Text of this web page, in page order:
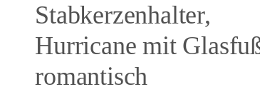
Stabkerzenhalter,
Hurricane mit
romantisch